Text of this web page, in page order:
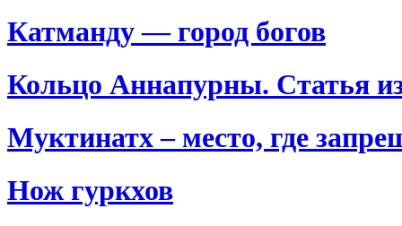
Катманду — город богов
Кольцо Аннапурны. Статья
Муктинатх – место, где
Нож гуркхов